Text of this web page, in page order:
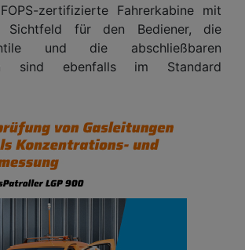
zertifizierte Fahrerkabine mit
Sichtfeld für den Bediener, die
und die abschließbaren
sind ebenfalls im Standard